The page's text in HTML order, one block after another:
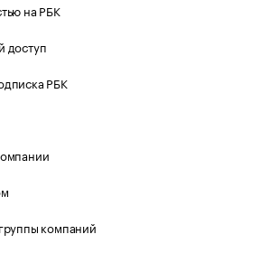
на РБК
доступ
РБК
компаний